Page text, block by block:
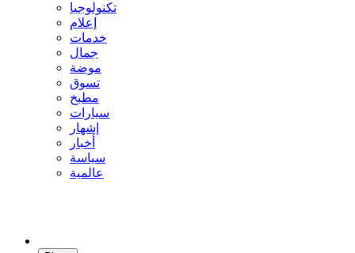
تكنولوجيا
إعلام
خدمات
جمال
موضة
تسوق
مطبخ
سيارات
إشهار
أخبار
سياسة
عالمية